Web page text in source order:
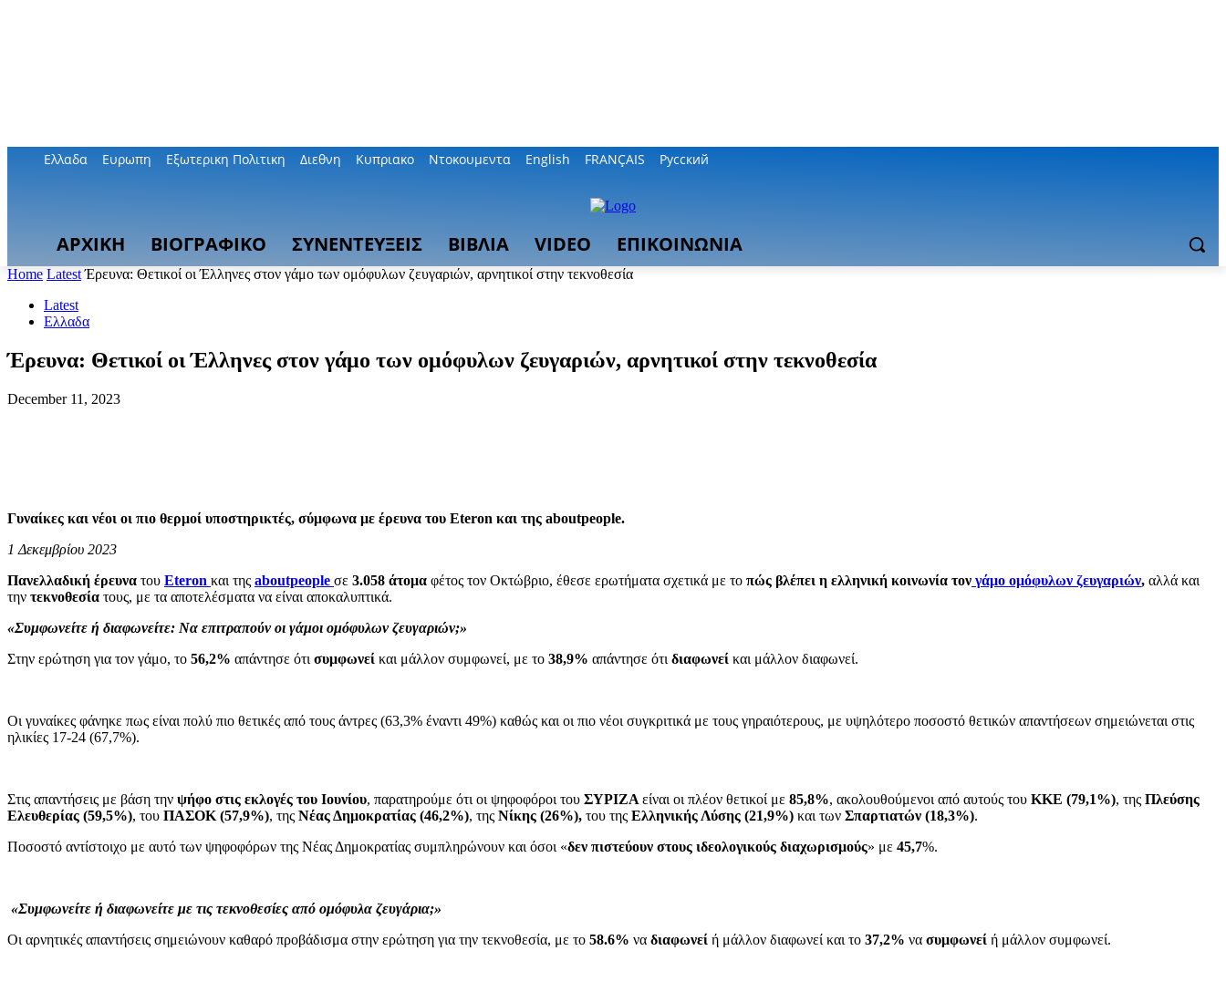
Ελλαδα Ευρωπη Εξωτερικη Πολιτικη Διεθνη Κυπριακο Ντοκουμεντα English FRANÇAIS Русский
ΑΡΧΙΚΗ ΒΙΟΓΡΑΦΙΚΟ ΣΥΝΕΝΤΕΥΞΕΙΣ ΒΙΒΛΙΑ VIDEO ΕΠΙΚΟΙΝΩΝΙΑ
Home Latest Έρευνα: Θετικοί οι Έλληνες στον γάμο των ομόφυλων ζευγαριών, αρνητικοί στην τεκνοθεσία
Latest
Ελλαδα
Έρευνα: Θετικοί οι Έλληνες στον γάμο των ομόφυλων ζευγαριών, αρνητικοί στην τεκνοθεσία
December 11, 2023
Γυναίκες και νέοι οι πιο θερμοί υποστηρικτές, σύμφωνα με έρευνα του Eteron και της aboutpeople.
1 Δεκεμβρίου 2023
Πανελλαδική έρευνα του Eteron και της aboutpeople σε 3.058 άτομα φέτος τον Οκτώβριο, έθεσε ερωτήματα σχετικά με το πώς βλέπει η ελληνική κοινωνία τον γάμο ομόφυλων ζευγαριών, αλλά και
την τεκνοθεσία τους, με τα αποτελέσματα να είναι αποκαλυπτικά.
«Συμφωνείτε ή διαφωνείτε: Να επιτραπούν οι γάμοι ομόφυλων ζευγαριών;»
Στην ερώτηση για τον γάμο, το 56,2% απάντησε ότι συμφωνεί και μάλλον συμφωνεί, με το 38,9% απάντησε ότι διαφωνεί και μάλλον διαφωνεί.
Οι γυναίκες φάνηκε πως είναι πολύ πιο θετικές από τους άντρες (63,3% έναντι 49%) καθώς και οι πιο νέοι συγκριτικά με τους γηραιότερους, με υψηλότερο ποσοστό θετικών απαντήσεων σημειώνεται στις
ηλικίες 17-24 (67,7%).
Στις απαντήσεις με βάση την ψήφο στις εκλογές του Ιουνίου, παρατηρούμε ότι οι ψηφοφόροι του ΣΥΡΙΖΑ είναι οι πλέον θετικοί με 85,8%, ακολουθούμενοι από αυτούς του ΚΚΕ (79,1%), της Πλεύσης
Ελευθερίας (59,5%), του ΠΑΣΟΚ (57,9%), της Νέας Δημοκρατίας (46,2%), της Νίκης (26%), του της Ελληνικής Λύσης (21,9%) και των Σπαρτιατών (18,3%).
Ποσοστό αντίστοιχο με αυτό των ψηφοφόρων της Νέας Δημοκρατίας συμπληρώνουν και όσοι «δεν πιστεύουν στους ιδεολογικούς διαχωρισμούς» με 45,7%.
«Συμφωνείτε ή διαφωνείτε με τις τεκνοθεσίες από ομόφυλα ζευγάρια;»
Οι αρνητικές απαντήσεις σημειώνουν καθαρό προβάδισμα στην ερώτηση για την τεκνοθεσία, με το 58.6% να διαφωνεί ή μάλλον διαφωνεί και το 37,2% να συμφωνεί ή μάλλον συμφωνεί.